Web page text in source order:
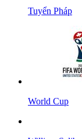
Tuyển Pháp
World Cup